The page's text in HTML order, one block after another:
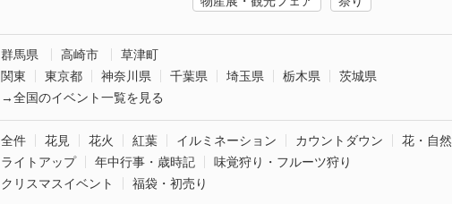
群馬県 高崎市
草津町
関東
東京都 神奈川県 千葉県 埼玉県 栃木県
茨城県
→全国のイベント一覧を見る
全件 花見 花火 紅葉 イルミネーション カウントダウン
花・自然
ライトアップ
年中行事・歳時記
味覚狩り・フルーツ狩り
クリスマスイベント
福袋・初売り